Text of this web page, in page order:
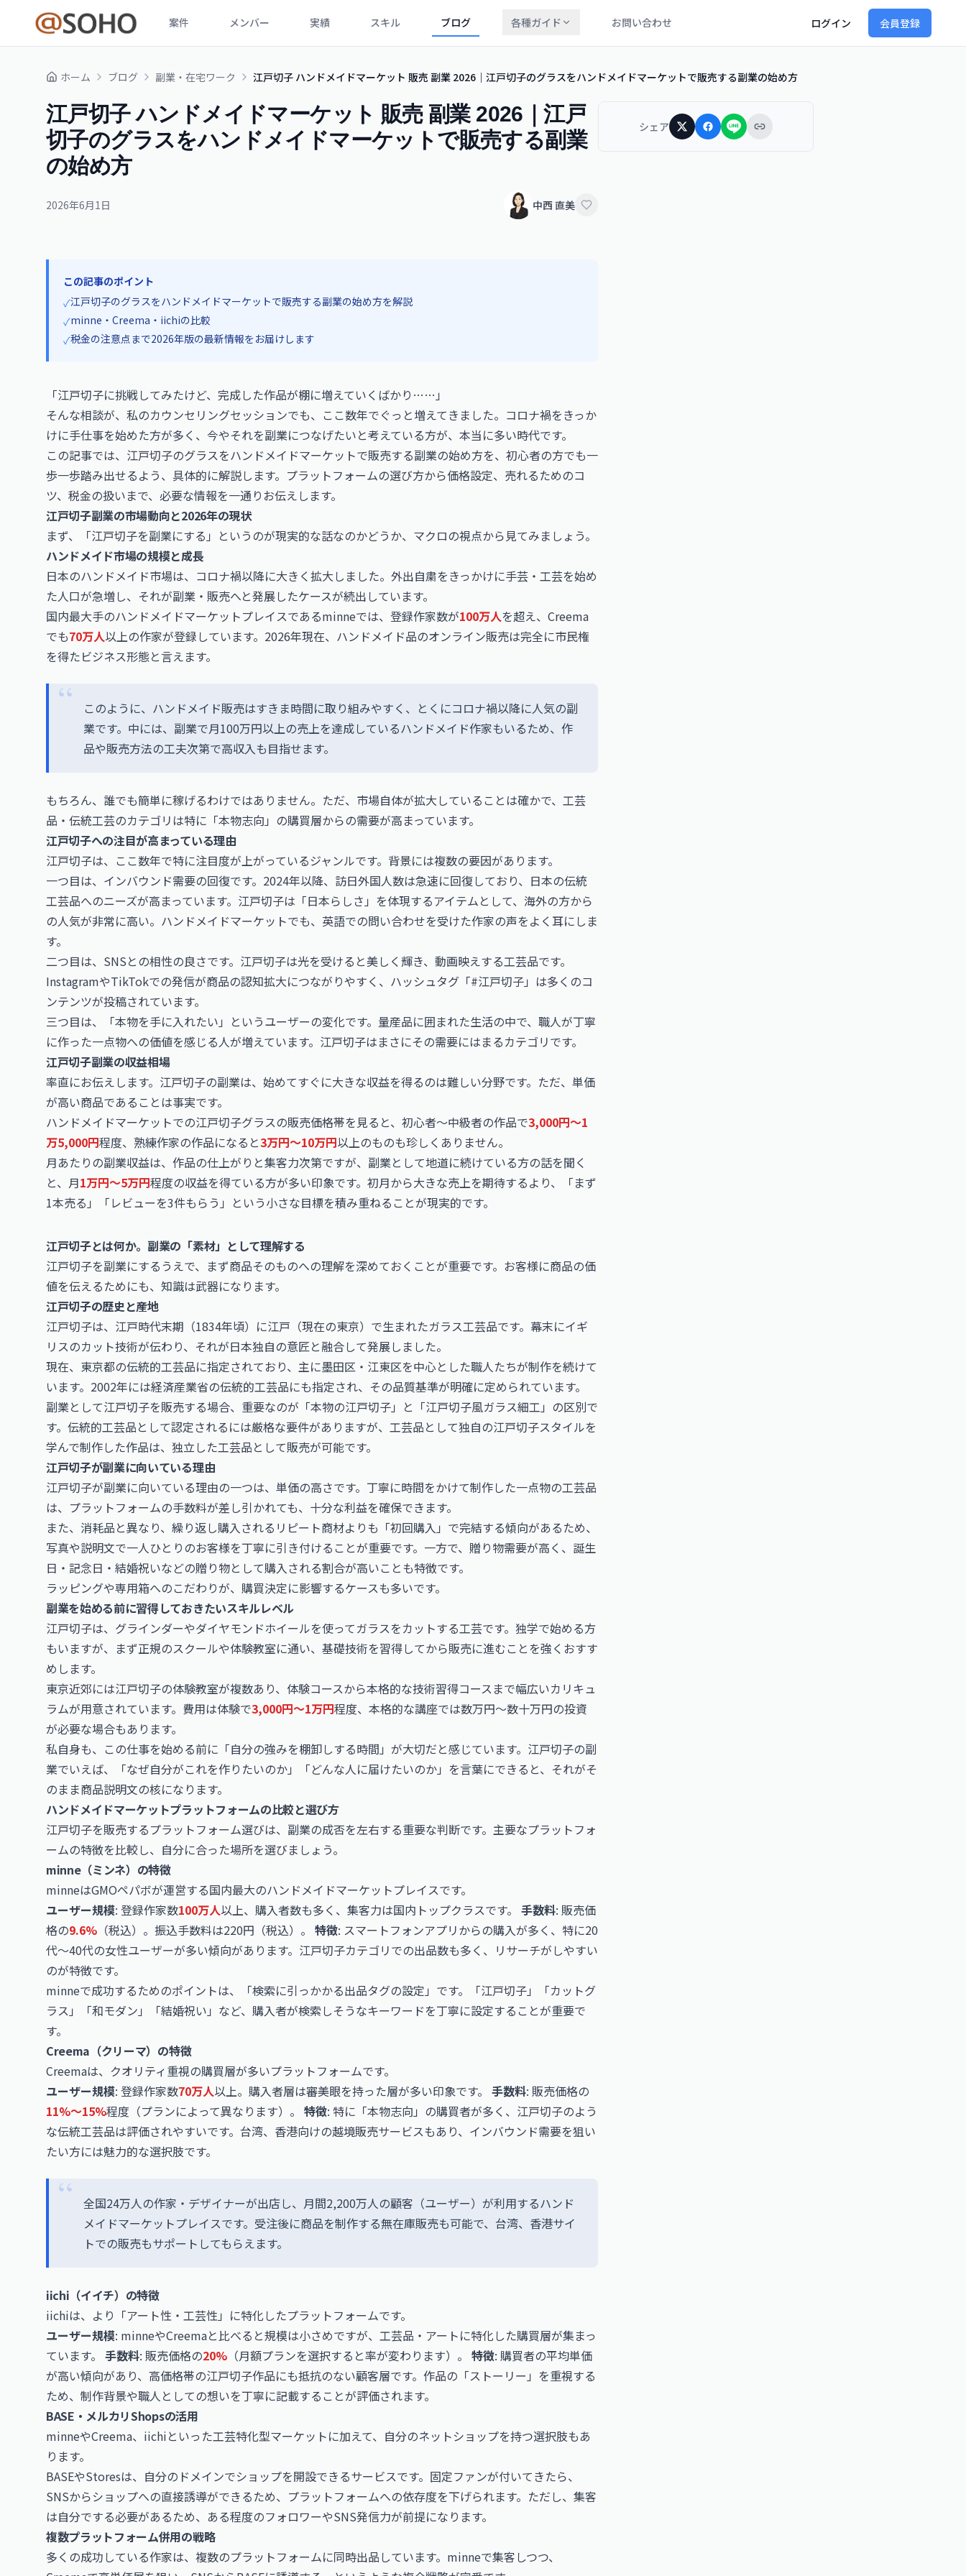
案件 メンバー 実績 スキル ブログ 各種ガイド お問い合わせ ログイン 会員登録
ホーム ブログ 副業・在宅ワーク 江戸切子 ハンドメイドマーケット 販売 副業 2026｜江戸切子のグラスをハンドメイドマーケットで販売する副業の始め方
江戸切子 ハンドメイドマーケット 販売 副業 2026｜江戸
切子のグラスをハンドメイドマーケットで販売する副業
の始め方
2026年6月1日 中西 直美
この記事のポイント
✓江戸切子のグラスをハンドメイドマーケットで販売する副業の始め方を解説
✓minne・Creema・iichiの比較
✓税金の注意点まで2026年版の最新情報をお届けします
「江戸切子に挑戦してみたけど、完成した作品が棚に増えていくばかり……」
そんな相談が、私のカウンセリングセッションでも、ここ数年でぐっと増えてきました。コロナ禍をきっか
けに手仕事を始めた方が多く、今やそれを副業につなげたいと考えている方が、本当に多い時代です。
この記事では、江戸切子のグラスをハンドメイドマーケットで販売する副業の始め方を、初心者の方でも一
歩一歩踏み出せるよう、具体的に解説します。プラットフォームの選び方から価格設定、売れるためのコ
ツ、税金の扱いまで、必要な情報を一通りお伝えします。
江戸切子副業の市場動向と2026年の現状
まず、「江戸切子を副業にする」というのが現実的な話なのかどうか、マクロの視点から見てみましょう。
ハンドメイド市場の規模と成長
日本のハンドメイド市場は、コロナ禍以降に大きく拡大しました。外出自粛をきっかけに手芸・工芸を始め
た人口が急増し、それが副業・販売へと発展したケースが続出しています。
国内最大手のハンドメイドマーケットプレイスであるminneでは、登録作家数が100万人を超え、Creema
でも70万人以上の作家が登録しています。2026年現在、ハンドメイド品のオンライン販売は完全に市民権
を得たビジネス形態と言えます。
このように、ハンドメイド販売はすきま時間に取り組みやすく、とくにコロナ禍以降に人気の副
業です。中には、副業で月100万円以上の売上を達成しているハンドメイド作家もいるため、作
品や販売方法の工夫次第で高収入も目指せます。
もちろん、誰でも簡単に稼げるわけではありません。ただ、市場自体が拡大していることは確かで、工芸
品・伝統工芸のカテゴリは特に「本物志向」の購買層からの需要が高まっています。
江戸切子への注目が高まっている理由
江戸切子は、ここ数年で特に注目度が上がっているジャンルです。背景には複数の要因があります。
一つ目は、インバウンド需要の回復です。2024年以降、訪日外国人数は急速に回復しており、日本の伝統
工芸品へのニーズが高まっています。江戸切子は「日本らしさ」を体現するアイテムとして、海外の方から
の人気が非常に高い。ハンドメイドマーケットでも、英語での問い合わせを受けた作家の声をよく耳にしま
す。
二つ目は、SNSとの相性の良さです。江戸切子は光を受けると美しく輝き、動画映えする工芸品です。
InstagramやTikTokでの発信が商品の認知拡大につながりやすく、ハッシュタグ「#江戸切子」は多くのコ
ンテンツが投稿されています。
三つ目は、「本物を手に入れたい」というユーザーの変化です。量産品に囲まれた生活の中で、職人が丁寧
に作った一点物への価値を感じる人が増えています。江戸切子はまさにその需要にはまるカテゴリです。
江戸切子副業の収益相場
率直にお伝えします。江戸切子の副業は、始めてすぐに大きな収益を得るのは難しい分野です。ただ、単価
が高い商品であることは事実です。
ハンドメイドマーケットでの江戸切子グラスの販売価格帯を見ると、初心者〜中級者の作品で3,000円〜1
万5,000円程度、熟練作家の作品になると3万円〜10万円以上のものも珍しくありません。
月あたりの副業収益は、作品の仕上がりと集客力次第ですが、副業として地道に続けている方の話を聞く
と、月1万円〜5万円程度の収益を得ている方が多い印象です。初月から大きな売上を期待するより、「まず
1本売る」「レビューを3件もらう」という小さな目標を積み重ねることが現実的です。
江戸切子とは何か。副業の「素材」として理解する
江戸切子を副業にするうえで、まず商品そのものへの理解を深めておくことが重要です。お客様に商品の価
値を伝えるためにも、知識は武器になります。
江戸切子の歴史と産地
江戸切子は、江戸時代末期（1834年頃）に江戸（現在の東京）で生まれたガラス工芸品です。幕末にイギ
リスのカット技術が伝わり、それが日本独自の意匠と融合して発展しました。
現在、東京都の伝統的工芸品に指定されており、主に墨田区・江東区を中心とした職人たちが制作を続けて
います。2002年には経済産業省の伝統的工芸品にも指定され、その品質基準が明確に定められています。
副業として江戸切子を販売する場合、重要なのが「本物の江戸切子」と「江戸切子風ガラス細工」の区別で
す。伝統的工芸品として認定されるには厳格な要件がありますが、工芸品として独自の江戸切子スタイルを
学んで制作した作品は、独立した工芸品として販売が可能です。
江戸切子が副業に向いている理由
江戸切子が副業に向いている理由の一つは、単価の高さです。丁寧に時間をかけて制作した一点物の工芸品
は、プラットフォームの手数料が差し引かれても、十分な利益を確保できます。
また、消耗品と異なり、繰り返し購入されるリピート商材よりも「初回購入」で完結する傾向があるため、
写真や説明文で一人ひとりのお客様を丁寧に引き付けることが重要です。一方で、贈り物需要が高く、誕生
日・記念日・結婚祝いなどの贈り物として購入される割合が高いことも特徴です。
ラッピングや専用箱へのこだわりが、購買決定に影響するケースも多いです。
副業を始める前に習得しておきたいスキルレベル
江戸切子は、グラインダーやダイヤモンドホイールを使ってガラスをカットする工芸です。独学で始める方
もいますが、まず正規のスクールや体験教室に通い、基礎技術を習得してから販売に進むことを強くおすす
めします。
東京近郊には江戸切子の体験教室が複数あり、体験コースから本格的な技術習得コースまで幅広いカリキュ
ラムが用意されています。費用は体験で3,000円〜1万円程度、本格的な講座では数万円〜数十万円の投資
が必要な場合もあります。
私自身も、この仕事を始める前に「自分の強みを棚卸しする時間」が大切だと感じています。江戸切子の副
業でいえば、「なぜ自分がこれを作りたいのか」「どんな人に届けたいのか」を言葉にできると、それがそ
のまま商品説明文の核になります。
ハンドメイドマーケットプラットフォームの比較と選び方
江戸切子を販売するプラットフォーム選びは、副業の成否を左右する重要な判断です。主要なプラットフォ
ームの特徴を比較し、自分に合った場所を選びましょう。
minne（ミンネ）の特徴
minneはGMOペパボが運営する国内最大のハンドメイドマーケットプレイスです。
ユーザー規模: 登録作家数100万人以上、購入者数も多く、集客力は国内トップクラスです。 手数料: 販売価
格の9.6% （税込）。振込手数料は220円（税込）。 特徴: スマートフォンアプリからの購入が多く、特に20
代〜40代の女性ユーザーが多い傾向があります。江戸切子カテゴリでの出品数も多く、リサーチがしやすい
のが特徴です。
minneで成功するためのポイントは、「検索に引っかかる出品タグの設定」です。「江戸切子」「カットグ
ラス」「和モダン」「結婚祝い」など、購入者が検索しそうなキーワードを丁寧に設定することが重要で
す。
Creema（クリーマ）の特徴
Creemaは、クオリティ重視の購買層が多いプラットフォームです。
ユーザー規模: 登録作家数70万人以上。購入者層は審美眼を持った層が多い印象です。 手数料: 販売価格の
11%〜15%程度（プランによって異なります）。 特徴: 特に「本物志向」の購買者が多く、江戸切子のよう
な伝統工芸品は評価されやすいです。台湾、香港向けの越境販売サービスもあり、インバウンド需要を狙い
たい方には魅力的な選択肢です。
全国24万人の作家・デザイナーが出店し、月間2,200万人の顧客（ユーザー）が利用するハンド
メイドマーケットプレイスです。受注後に商品を制作する無在庫販売も可能で、台湾、香港サイ
トでの販売もサポートしてもらえます。
iichi（イイチ）の特徴
iichiは、より「アート性・工芸性」に特化したプラットフォームです。
ユーザー規模: minneやCreemaと比べると規模は小さめですが、工芸品・アートに特化した購買層が集まっ
ています。 手数料: 販売価格の20% （月額プランを選択すると率が変わります）。 特徴: 購買者の平均単価
が高い傾向があり、高価格帯の江戸切子作品にも抵抗のない顧客層です。作品の「ストーリー」を重視する
ため、制作背景や職人としての想いを丁寧に記載することが評価されます。
BASE・メルカリShopsの活用
minneやCreema、iichiといった工芸特化型マーケットに加えて、自分のネットショップを持つ選択肢もあ
ります。
BASEやStoresは、自分のドメインでショップを開設できるサービスです。固定ファンが付いてきたら、
SNSからショップへの直接誘導ができるため、プラットフォームへの依存度を下げられます。ただし、集客
は自分でする必要があるため、ある程度のフォロワーやSNS発信力が前提になります。
複数プラットフォーム併用の戦略
多くの成功している作家は、複数のプラットフォームに同時出品しています。minneで集客しつつ、
シェア